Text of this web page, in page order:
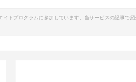
トプログラムに参加しています。当サービスの記事で紹